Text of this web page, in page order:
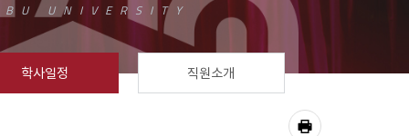
학사일정 직원소개